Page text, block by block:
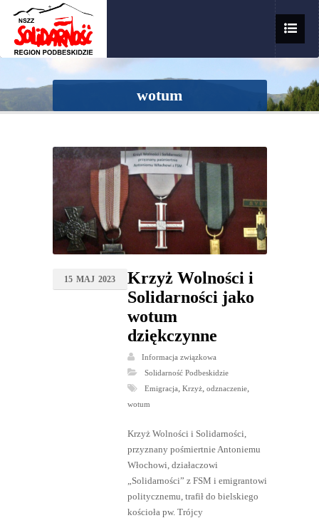
wotum
15 MAJ 2023
Krzyż Wolności i
Solidarności jako
wotum
dziękczynne
Informacja związkowa
Solidarność Podbeskidzie
Emigracja Krzyż, odznaczenie,
wotum
Krzyż Wolności i Solidarności,
przyznany pośmiertnie Antoniemu
Włochowi, działaczowi
„Solidarności” z FSM i emigrantowi
politycznemu, trafił do bielskiego
kościoła pw. Trójcy